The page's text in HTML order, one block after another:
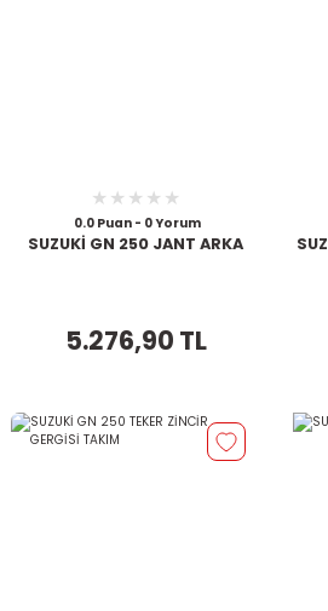
0.0 Puan - 0 Yorum
SUZUKİ GN 250 JANT ARKA
5.276,90 TL